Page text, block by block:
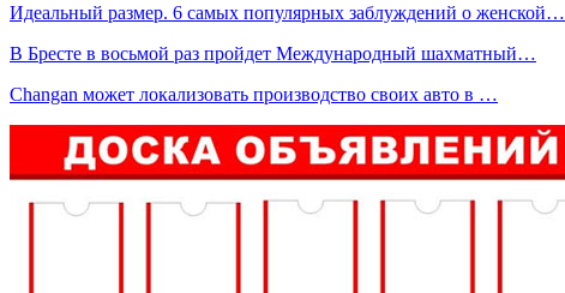
Идеальный размер. 6 самых популярных заблуждений о женской…
В Бресте в восьмой раз пройдет Международный шахматный…
Changan может локализовать производство своих авто в …